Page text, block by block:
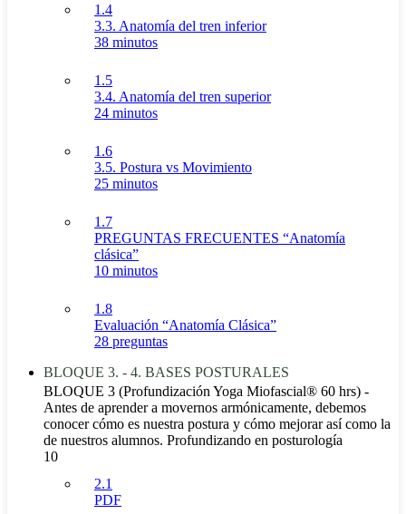
1.4
3.3. Anatomía del tren inferior
38 minutos
1.5
3.4. Anatomía del tren superior
24 minutos
1.6
3.5. Postura vs Movimiento
25 minutos
1.7
PREGUNTAS FRECUENTES “Anatomía
clásica”
10 minutos
1.8
Evaluación “Anatomía Clásica”
28 preguntas
BLOQUE 3. - 4. BASES POSTURALES
BLOQUE 3 (Profundización Yoga Miofascial® 60 hrs) -
Antes de aprender a movernos armónicamente, debemos
conocer cómo es nuestra postura y cómo mejorar así como la
de nuestros alumnos. Profundizando en posturología
10
2.1
PDF